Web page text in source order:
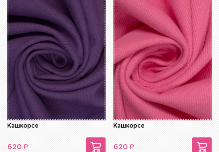
Кашкорсе
620 ₽
Кашкорсе
620 ₽